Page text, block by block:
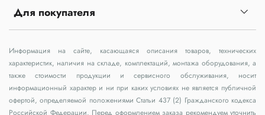
Для покупателя
Информация на сайте, касающаяся описания товаров, технических
характеристик, наличия на складе, комплектаций, монтажа оборудования, а
также стоимости продукции и сервисного обслуживания, носит
информационный характер и ни при каких условиях не является публичной
офертой, определяемой положениями Статьи 437 (2) Гражданского кодекса
Российской Федерации. Перед оформлением заказа рекомендуем уточнить